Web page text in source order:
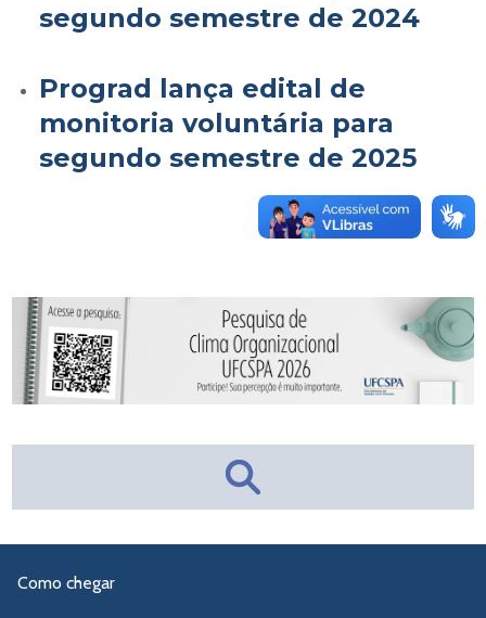
segundo semestre de 2024
Prograd lança edital de
monitoria voluntária para
segundo semestre de 2025
Como chegar